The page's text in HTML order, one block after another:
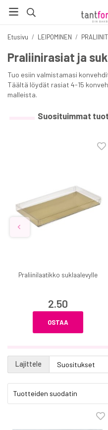
Etusivu / LEIPOMINEN / PRALIINIT
Praliinirasiat ja
Tuo esiin valmistamasi
Täältä löydät rasiat 4-15
malleista.
Suosituimmat
Praliinilaatikko suklaalevylle
2.50
OSTAA
Lajittele
Tuotteiden suodatin